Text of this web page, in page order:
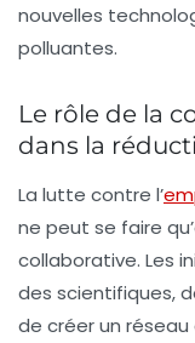
nouvelles
polluantes.
Le rôle de la
dans la
La lutte contre l’
ne peut se faire
collaborative. Les
des scientifiques,
de créer un